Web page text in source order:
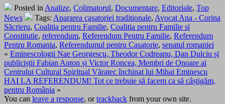
Posted in Analize, Colimatorul, Documentare, Editoriale, Top
News
Tags: Apararea casatoriei traditionale, Avocat Ana - Corina
Săcrieru, Coalitia pentru Familie, Coalitia pentru Familie si
Constitutie, referendum, Referendum Pentru Familie, Referendum
Pentru Romania, Referendumul pentru Casatorie, senatul romaniei
« Eminescologii Nae Georgescu, Theodor Codreanu, Dan Dulciu și
publiciștii Fabian Anton și Victor Roncea, Membri de Onoare ai
Centrului Cultural Spiritual Văratec închinat lui Mihai Eminescu
HAI LA REFERENDUM! Tot ce trebuie să facem ca să câștigăm,
pentru România »
You can leave a response, ortrackback from your own site.